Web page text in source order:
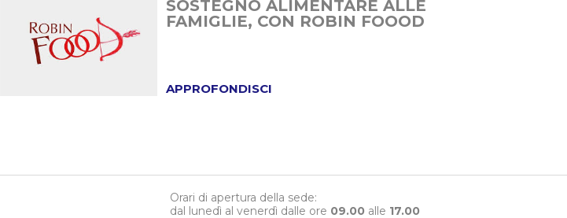
SOSTEGNO ALIMENTARE ALLE
FAMIGLIE, CON ROBIN FOOOD
APPROFONDISCI
Orari di apertura della sede:
dal lunedì al venerdì dalle ore 09.00 alle 17.00